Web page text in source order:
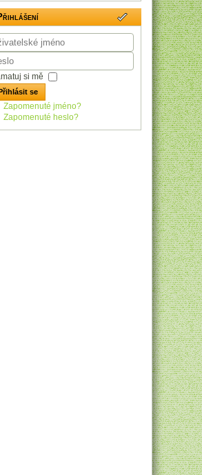
si mě
se
Zapomenuté jméno?
Zapomenuté heslo?